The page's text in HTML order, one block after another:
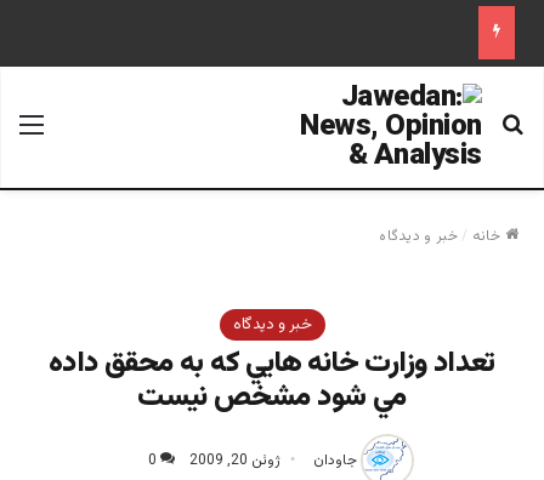
جستجو برای
خانه /خبر و دیدگاه
خبر و دیدگاه
تعداد وزارت خانه هايي كه به محقق داده
مي شود مشخص نیست
جاودان ژوئن 20, 2009 0